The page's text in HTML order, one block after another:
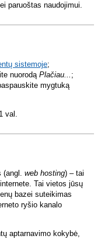
paruoštas naudojimui.
sistemoje;
nuorodąPlačiau... ;
mygtuką
val.
(angl. web hosting) – tai
Tai vietos jūsų
bazei suteikimas
ryšio kanalo
aptarnavimo kokybė,